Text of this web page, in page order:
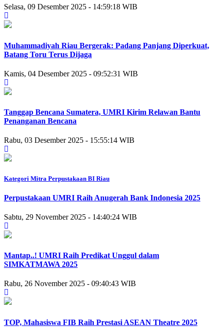
Selasa, 09 Desember 2025 - 14:59:18 WIB
Muhammadiyah Riau Bergerak: Padang Panjang Diperkuat,
Batang Toru Terus Dijaga
Kamis, 04 Desember 2025 - 09:52:31 WIB
Tanggap Bencana Sumatera, UMRI Kirim Relawan Bantu
Penanganan Bencana
Rabu, 03 Desember 2025 - 15:55:14 WIB
Kategori Mitra Perpustakaan BI Riau
Perpustakaan UMRI Raih Anugerah Bank Indonesia 2025
Sabtu, 29 November 2025 - 14:40:24 WIB
Mantap..! UMRI Raih Predikat Unggul dalam
SIMKATMAWA 2025
Rabu, 26 November 2025 - 09:40:43 WIB
TOP, Mahasiswa FIB Raih Prestasi ASEAN Theatre 2025